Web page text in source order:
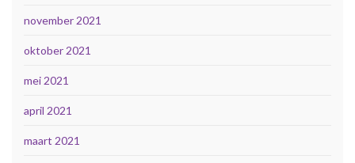
november 2021
oktober 2021
mei 2021
april 2021
maart 2021